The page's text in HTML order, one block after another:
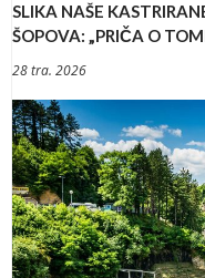
SLIKA NAŠE
ŠOPOVA: „PRIČA O
28 tra. 2026